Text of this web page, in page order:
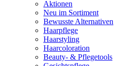
Aktionen
Neu im Sortiment
Bewusste Alternativen
Haarpflege
Haarstyling
Haarcoloration
Beauty- & Pflegetools